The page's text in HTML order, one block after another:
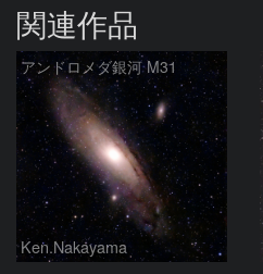
関連作品
アンドロメダ銀河 M31
Ken.Nakayama